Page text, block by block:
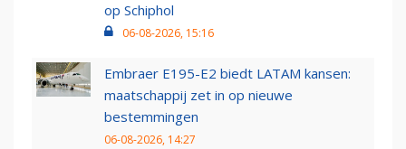
op Schiphol
06-08-2026, 15:16
Embraer E195-E2 biedt LATAM kansen:
maatschappij zet in op nieuwe
bestemmingen
06-08-2026, 14:27